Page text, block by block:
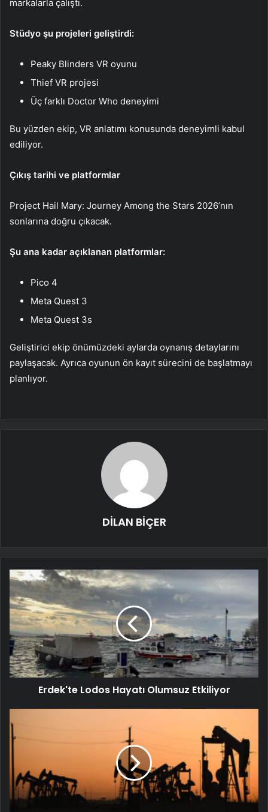
markalarla çalıştı.
Stüdyo şu projeleri geliştirdi:
Peaky Blinders VR oyunu
Thief VR projesi
Üç farklı Doctor Who deneyimi
Bu yüzden ekip, VR anlatımı konusunda deneyimli kabul
ediliyor.
Çıkış tarihi ve platformlar
Project Hail Mary: Journey Among the Stars 2026’nın
sonlarına doğru çıkacak.
Şu ana kadar açıklanan platformlar:
Pico 4
Meta Quest 3
Meta Quest 3s
Geliştirici ekip önümüzdeki aylarda oynanış detaylarını
paylaşacak. Ayrıca oyunun ön kayıt sürecini de başlatmayı
planlıyor.
DİLAN BİÇER
Erdek'te Lodos Hayatı Olumsuz Etkiliyor